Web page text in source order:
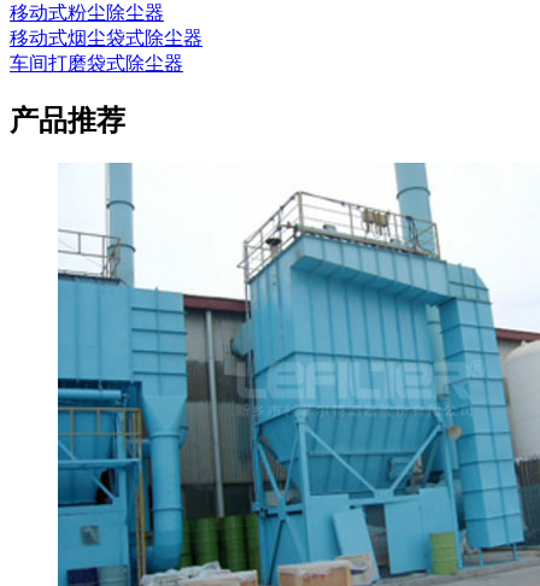
移动式粉尘除尘器
移动式烟尘袋式除尘器
车间打磨袋式除尘器
产品推荐